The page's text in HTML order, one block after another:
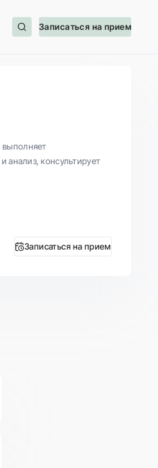
Записаться на прием
анализ, консультирует
Записаться на прием